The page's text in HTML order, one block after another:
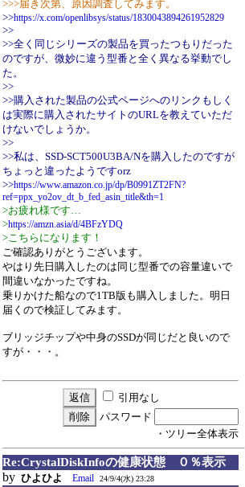
>>>届き次第、原因調査してみます。
>>https://x.com/openlibsys/status/1830043894261952829
>>
>>全く同じシリーズの製品を買ったつもりだった
のですが、微妙に違う型番と全く異なる挙動でし
た。
>>
>>購入された製品の公式ページへのリンクもしく
は実際に購入されたサイトのURLを教えていただ
けないでしょうか。
>>
>>私は、SSD-SCT500U3BA/Nを購入したのですが
ちょっと違ったようですorz
>>https://www.amazon.co.jp/dp/B0991ZT2FN?
ref=ppx_yo2ov_dt_b_fed_asin_title&th=1
>お疲れ様です…
>https://amzn.asia/d/4BFzYDQ
>こちらになります！
ご確認ありがとうございます。
やはり先日購入したのは同じ型番での容量違いで
間違いなかったですね。
乗りかけた船なので1TB版も購入しました。明日
届くので検証してみます。
ブリッジチップや中身のSSDが同じだと良いので
すが・・・。
引用なし
パスワード
・ツリー全体表示
Re:CrystalDiskInfoの健康状態 ０％表示
by ひよひよ Email 24/9/4(水) 23:28